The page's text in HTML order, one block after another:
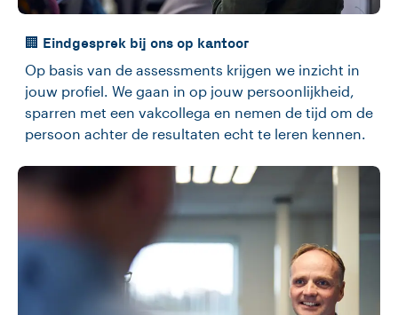
🏢 Eindgesprek bij ons op kantoor
Op basis van de assessments krijgen we inzicht in
jouw profiel. We gaan in op jouw persoonlijkheid,
sparren met een vakcollega en nemen de tijd om de
persoon achter de resultaten echt te leren kennen.